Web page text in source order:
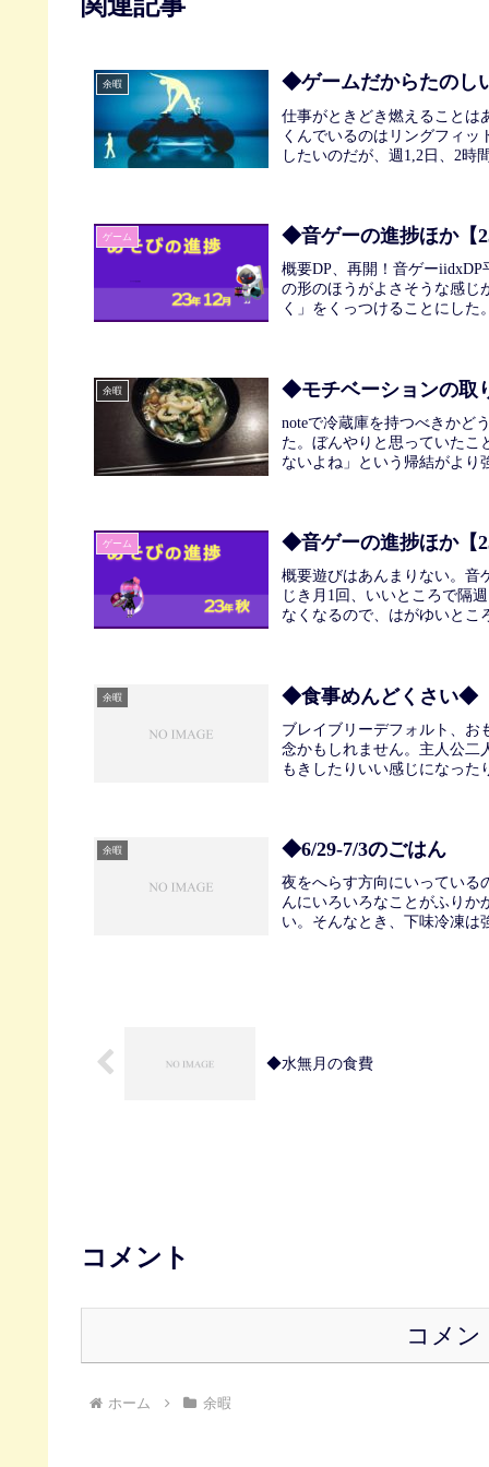
関連記事
余暇 ◆ゲームだからたのし
仕事がときどき燃えることは
くんでいるのはリングフィ
したいのだが、週1,2日、2時
ゲーム ◆音ゲーの進捗ほか【
概要DP、再開！音ゲー
の形のほうがよさそうな感じ
く」をくっつけることにし
余暇 ◆モチベーションの取
noteで冷蔵庫を持つべきかど
た。ぼんやりと思っていたこ
ないよね」という帰結がより
ゲーム ◆音ゲーの進捗ほか【
概要遊びはあんまりない。音
じき月1回、いいところで隔
なくなるので、はがゆいとこ
余暇 ◆食事めんどくさい◆
ブレイブリーデフォルト、お
念かもしれません。主人公二
もきしたりいい感じになった
余暇 ◆6/29-7/3のごはん
夜をへらす方向にいっている
んにいろいろなことがふりか
い。そんなとき、下味冷凍は
◆水無月の食費
コメント
コメン
ホーム 余暇